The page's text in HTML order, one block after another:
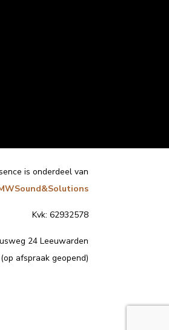
is onderdeel van
Kvk: 62932578
24 Leeuwarden
(op afspraak geopend)